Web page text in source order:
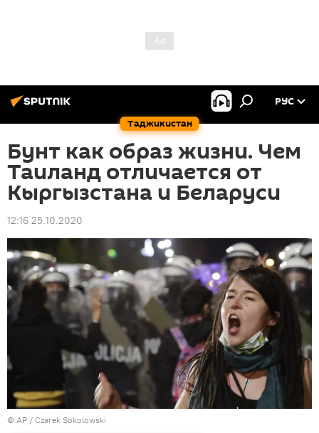
Таджикистан
РУС
Бунт как образ жизни. Чем
Таиланд отличается от
Кыргызстана и Беларуси
12:16 25.10.2020
© AP / Czarek Sokolowski